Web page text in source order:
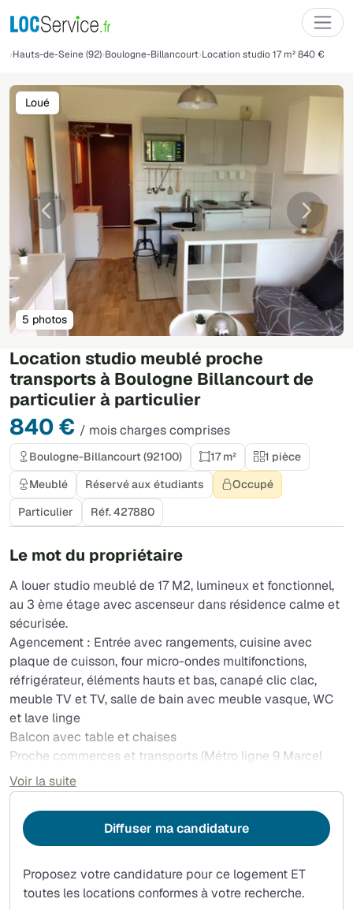
Hauts-de-Seine (92) Boulogne-Billancourt Location studio 17 m² 840 €
Location studio meublé proche
transports à Boulogne Billancourt de
particulier à particulier
840 € / mois charges comprises
Précédente
5 photos
Loué
Boulogne-Billancourt (92100) 17 m²
1 pièce
Meublé
Réservé aux étudiants
Occupé
Particulier
Réf. 427880
Le mot du propriétaire
A louer studio meublé de 17 M2, lumineux et fonctionnel,
au 3 ème étage avec ascenseur dans résidence calme et
sécurisée.
Agencement : Entrée avec rangements, cuisine avec
plaque de cuisson, four micro-ondes multifonctions,
réfrigérateur, éléments hauts et bas, canapé clic clac,
meuble TV et TV, salle de bain avec meuble vasque, WC
et lave linge
Balcon avec table et chaises
Proche commerces et transports (Métro ligne 9 Marcel
Sembat à 5 mn à pied et lignes de bus à proximité) et
activités sportives (piscine, parc, tennis ...)
Voir la suite
Proposez votre candidature pour ce logement ET
toutes les locations conformes à votre recherche.
Diffuser ma candidature